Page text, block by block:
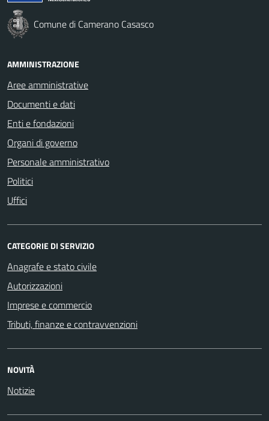
Comune di Camerano Casasco
AMMINISTRAZIONE
Aree amministrative
Documenti e dati
Enti e fondazioni
Organi di governo
Personale amministrativo
Politici
Uffici
CATEGORIE DI SERVIZIO
Anagrafe e stato civile
Autorizzazioni
Imprese e commercio
Tributi, finanze e contravvenzioni
NOVITÀ
Notizie